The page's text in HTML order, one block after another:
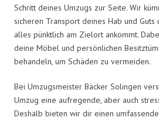
Schritt deines Umzugs zur Seite. Wir
sicheren Transport deines Hab und Guts
alles pünktlich am Zielort ankommt.
deine Möbel und persönlichen
behandeln, um Schäden zu vermeiden.
Bei Umzugsmeister Bäcker Solingen
Umzug eine aufregende, aber auch
Deshalb bieten wir dir einen